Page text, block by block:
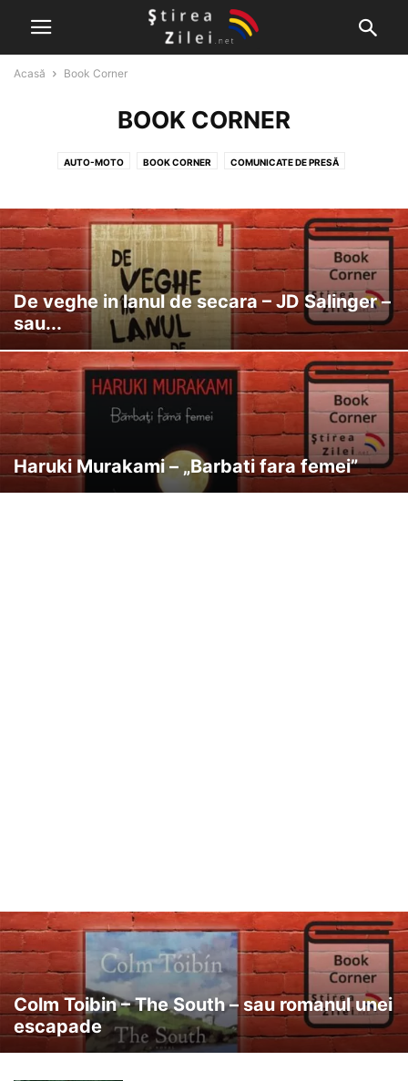
Acasă Book Corner
BOOK CORNER
AUTO-MOTO BOOK CORNER COMUNICATE DE PRESĂ
DEZVOLTARE PERSONALĂ FILMUL DE SÂMBĂTĂ GASTRONOMIE IT&C
MODĂ SĂNĂTATE SHOWBIZ SPORT ȘTIREA ZILEI
De veghe in lanul de secara – JD Salinger –
sau...
Haruki Murakami – „Barbati fara femei”
Colm Toibin – The South – sau romanul unei
escapade